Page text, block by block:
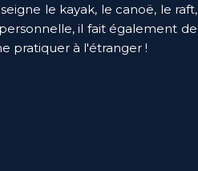
le kayak, le canoë, le raft,
il fait également de
pratiquer à l'étranger !